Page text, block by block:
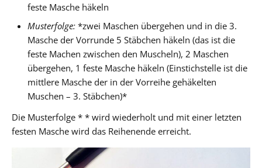
feste Masche häkeln
Musterfolge: *zwei Maschen übergehen und in die 3.
Masche der Vorrunde 5 Stäbchen häkeln (das ist die
feste Machen zwischen den Muscheln), 2 Maschen
übergehen, 1 feste Masche häkeln (Einstichstelle ist die
mittlere Masche der in der Vorreihe gehäkelten
Muschen – 3. Stäbchen)*
Die Musterfolge * * wird wiederholt und mit einer letzten
festen Masche wird das Reihenende erreicht.